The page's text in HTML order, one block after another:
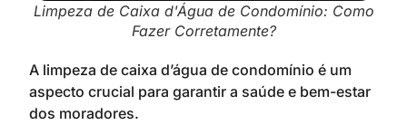
Limpeza de Caixa d'Água de Condomínio: Como
Fazer Corretamente?
A limpeza de caixa d’água de condomínio é um
aspecto crucial para garantir a saúde e bem-estar
dos moradores.